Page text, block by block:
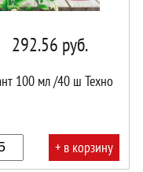
292.56 руб.
100 мл /40 ш Техно
+ в корзину